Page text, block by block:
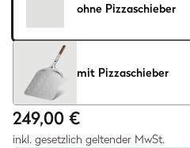
ohne Pizzaschieber
mit Pizzaschieber
249,00 €
inkl. gesetzlich geltender MwSt.